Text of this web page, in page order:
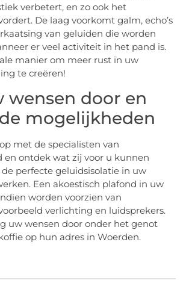
verbetert, en zo ook het
De laag voorkomt galm, echo’s
van geluiden die worden
er veel activiteit in het pand is.
manier om meer rust in uw
te creëren!
wensen door en
mogelijkheden
met de specialisten van
en ontdek wat zij voor u kunnen
perfecte geluidsisolatie in uw
Een akoestisch plafond in uw
worden voorzien van
verlichting en luidsprekers.
uw wensen door onder het genot
op hun adres in Woerden.